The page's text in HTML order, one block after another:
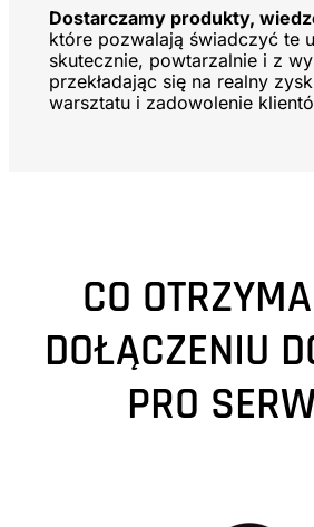
Dostarczamy produkty,
które pozwalają świadczyć te
skutecznie, powtarzalnie i z
przekładając się na realny
warsztatu i zadowolenie
CO
DOŁĄCZENIU
PRO